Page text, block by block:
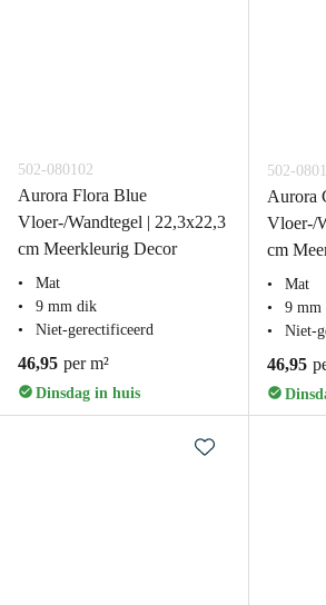
502-080102
Aurora Flora Blue
Vloer-/Wandtegel | 22,3x22,3
cm Meerkleurig Decor
Mat
9 mm dik
Niet-gerectificeerd
46,95 per m²
Dinsdag in huis
502-
Aurora
Vloer-/
cm
Mat
9 mm
Niet-
46,95